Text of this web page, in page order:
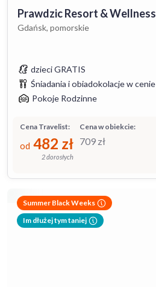
Prawdzic Resort & Wellness
Gdańsk, pomorskie
dzieci GRATIS
Śniadania i obiadokolacje w cenie
Pokoje Rodzinne
Cena w obiekcie:
709 zł
Cena Travelist:
od 482 zł
2 dorosłych
Summer Black Weeks
Im dłużej tym taniej